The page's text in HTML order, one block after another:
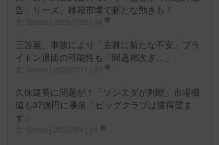
告」リーズ、移籍市場で新たな動きも！
三笘薫、事故により「去就に新たな不安」ブラ
イトン退団の可能性も「問題相次ぎ…」
久保建英に問題が！「ソシエダが判断」市場価
値も37億円に暴落「ビッグクラブは獲得望ま
ず」